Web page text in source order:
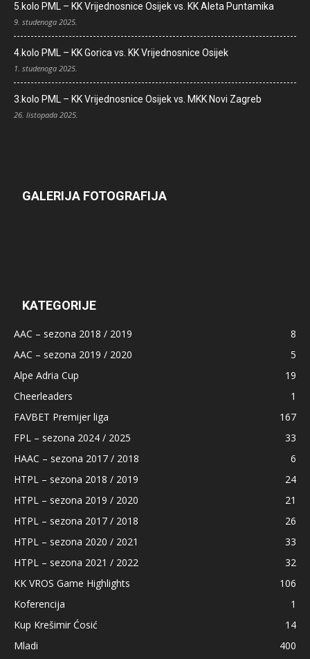
5.kolo PML – KK Vrijednosnice Osijek vs. KK Aleta Puntamika
9. studenoga 2025.
4.kolo PML – KK Gorica vs. KK Vrijednosnice Osijek
1. studenoga 2025.
3.kolo PML – KK Vrijednosnice Osijek vs. MKK Novi Zagreb
26. listopada 2025.
GALERIJA FOTOGRAFIJA
KATEGORIJE
AAC – sezona 2018 / 2019
8
AAC – sezona 2019 / 2020
5
Alpe Adria Cup
19
Cheerleaders
1
FAVBET Premijer liga
167
FPL – sezona 2024 / 2025
33
HAAC – sezona 2017 / 2018
6
HTPL – sezona 2018 / 2019
24
HTPL – sezona 2019 / 2020
21
HTPL – sezona 2017 / 2018
26
HTPL – sezona 2020 / 2021
33
HTPL – sezona 2021 / 2022
32
KK VROS Game Highlights
106
Koferencija
1
Kup Krešimir Ćosić
14
Mladi
400